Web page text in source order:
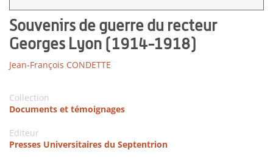
Souvenirs de guerre du recteur
Georges Lyon (1914-1918)
Jean-François CONDETTE
Collection
Documents et témoignages
Editeur
Presses Universitaires du Septentrion